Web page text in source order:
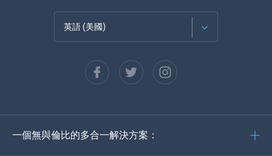
英語 (美國)
西班牙語
德語
一個無與倫比的多合一解決方案：